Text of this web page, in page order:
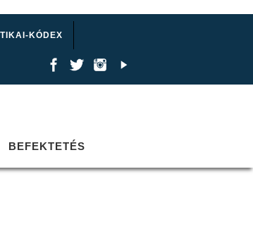
KÓDEX
BEFEKTETÉS